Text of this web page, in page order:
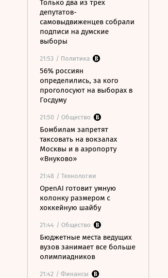
Только два из трех
депутатов-
самовыдвиженцев собрали
подписи на думские
выборы
21:53 / Политика
56% россиян
определились, за кого
проголосуют на выборах в
Госдуму
21:50 / Общество
Бомбилам запретят
таксовать на вокзалах
Москвы и в аэропорту
«Внуково»
21:48 / Технологии
OpenAI готовит умную
колонку размером с
хоккейную шайбу
21:44 / Общество
Бюджетные места ведущих
вузов занимает все больше
олимпиадников
21:42 / Финансы